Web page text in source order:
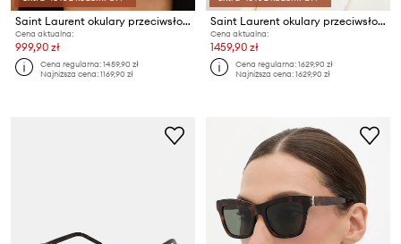
Saint Laurent okulary przeciwsłoneczne MICA
Cena aktualna:
999,90 zł
Cena regularna:1459,90 zł
Najniższa cena:1169,90 zł
Saint Laurent okulary przeciwsłoneczne pilotki damskie
Cena aktualna:
1459,90 zł
Cena regularna:1629,90 zł
Najniższa cena:1629,90 zł